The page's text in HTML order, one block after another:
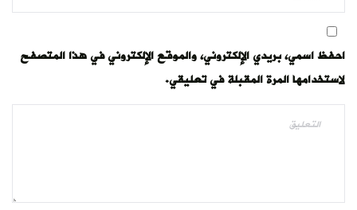
احفظ اسمي، بريدي الإلكتروني، والموقع الإلكتروني في هذا المتصفح
لاستخدامها المرة المقبلة في تعليقي.